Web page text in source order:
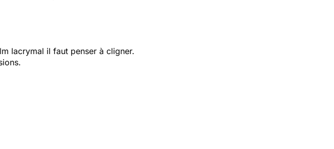
lacrymal il faut penser à cligner.